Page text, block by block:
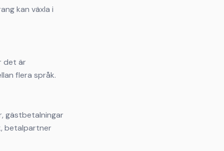
kan växla i
det är
flera språk.
gästbetalningar
betalpartner